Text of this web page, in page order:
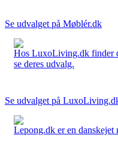
Se udvalget på Møblér.dk
Hos LuxoLiving.dk finder
se deres udvalg.
Se udvalget på
Lepong.dk er en